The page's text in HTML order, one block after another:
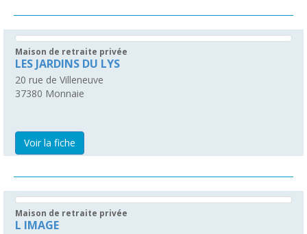
Maison de retraite privée
LES JARDINS DU LYS
20 rue de Villeneuve
37380 Monnaie
Voir la fiche
Maison de retraite privée
L IMAGE